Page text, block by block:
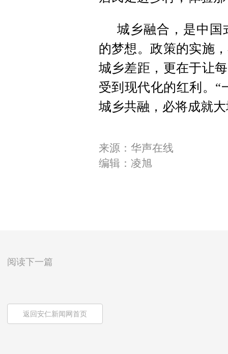
城乡融合，是中国
的梦想。政策的实施
城乡差距，更在于让
受到现代化的红利。“
城乡共融，必将成就
来源：华声在线
编辑：凌旭
阅读下一篇
返回安仁新闻网首页